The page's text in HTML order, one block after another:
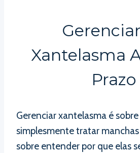
Xantelasma
Prazo
Gerenciar xantelasma é
simplesmente tratar
sobre entender por que elas